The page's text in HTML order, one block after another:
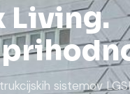
Living.
sistemov